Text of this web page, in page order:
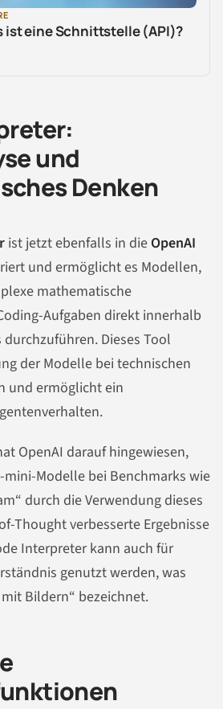
ist eine Schnittstelle (API)?
und
Denken
ist jetzt ebenfalls in die OpenAI
und ermöglicht es Modellen,
mathematische
Aufgaben direkt innerhalb
Dieses Tool
der Modelle bei technischen
und ermöglicht ein
OpenAI darauf hingewiesen,
mini-Modelle bei Benchmarks wie
durch die Verwendung dieses
Thought verbesserte Ergebnisse
Interpreter kann auch für
genutzt werden, was
Bildern“ bezeichnet.